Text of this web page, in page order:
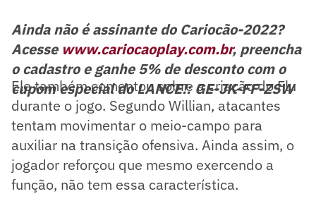
Ainda não é assinante do Cariocão-2022?
Acesse www.cariocaoplay.com.br, preencha
o cadastro e ganhe 5% de desconto com o
cupom especial do LANCE!: GE-JK-FF-ZSW
Ele também comentou sobre a criação do Flu
durante o jogo. Segundo Willian, atacantes
tentam movimentar o meio-campo para
auxiliar na transição ofensiva. Ainda assim, o
jogador reforçou que mesmo exercendo a
função, não tem essa característica.